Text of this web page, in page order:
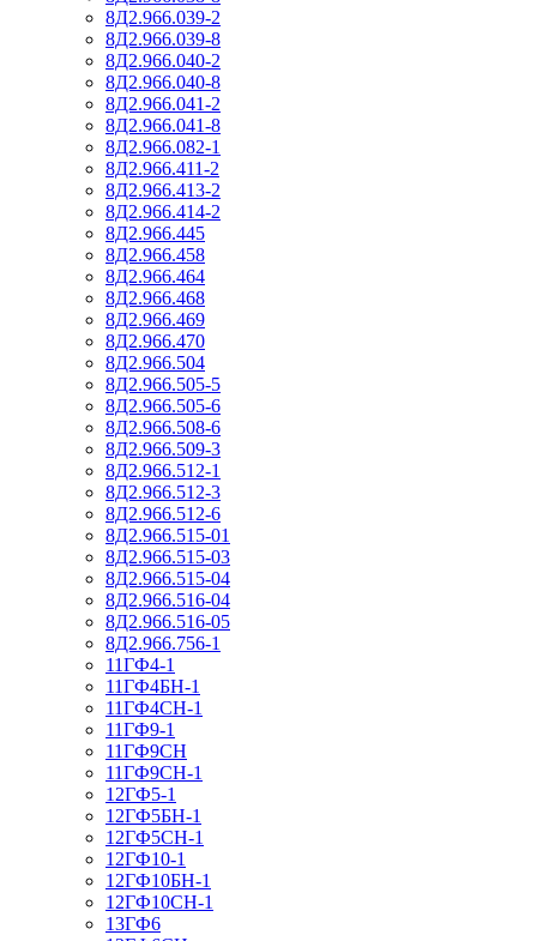
8Д2.966.039-2
8Д2.966.039-8
8Д2.966.040-2
8Д2.966.040-8
8Д2.966.041-2
8Д2.966.041-8
8Д2.966.082-1
8Д2.966.411-2
8Д2.966.413-2
8Д2.966.414-2
8Д2.966.445
8Д2.966.458
8Д2.966.464
8Д2.966.468
8Д2.966.469
8Д2.966.470
8Д2.966.504
8Д2.966.505-5
8Д2.966.505-6
8Д2.966.508-6
8Д2.966.509-3
8Д2.966.512-1
8Д2.966.512-3
8Д2.966.512-6
8Д2.966.515-01
8Д2.966.515-03
8Д2.966.515-04
8Д2.966.516-04
8Д2.966.516-05
8Д2.966.756-1
11ГФ4-1
11ГФ4БН-1
11ГФ4СН-1
11ГФ9-1
11ГФ9СН
11ГФ9СН-1
12ГФ5-1
12ГФ5БН-1
12ГФ5СН-1
12ГФ10-1
12ГФ10БН-1
12ГФ10СН-1
13ГФ6